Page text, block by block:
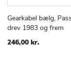
Læg i kurv
Gearkabel bælg,
drev 1983 og frem
246,00 kr.